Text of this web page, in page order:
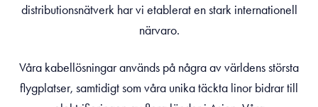
distributionsnätverk har vi etablerat en stark internationell
närvaro.
Våra kabellösningar används på några av världens största
flygplatser, samtidigt som våra unika täckta linor bidrar till